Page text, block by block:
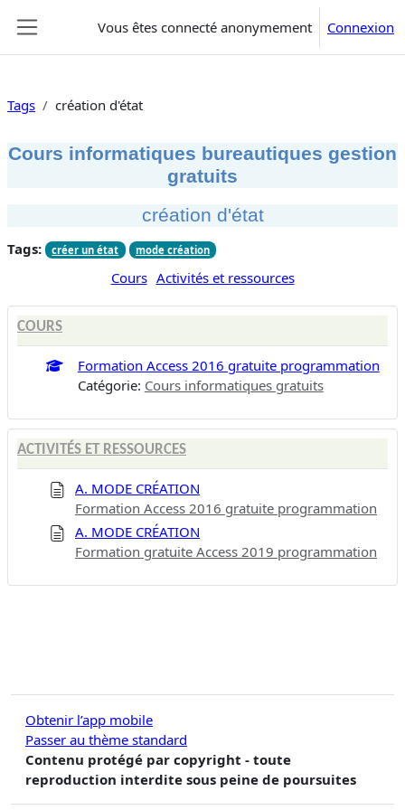
Vous êtes connecté anonymement Connexion
Tags création d'état
Cours informatiques bureautiques gestion
gratuits
création d'état
Tags: créer un état mode création
Cours Activités et ressources
COURS
Formation Access 2016 gratuite programmation
Catégorie: Cours informatiques gratuits
ACTIVITÉS ET RESSOURCES
A. MODE CRÉATION
Formation Access 2016 gratuite programmation
A. MODE CRÉATION
Formation gratuite Access 2019 programmation
Obtenir l’app mobile
Passer au thème standard
Contenu protégé par copyright - toute
reproduction interdite sous peine de poursuites